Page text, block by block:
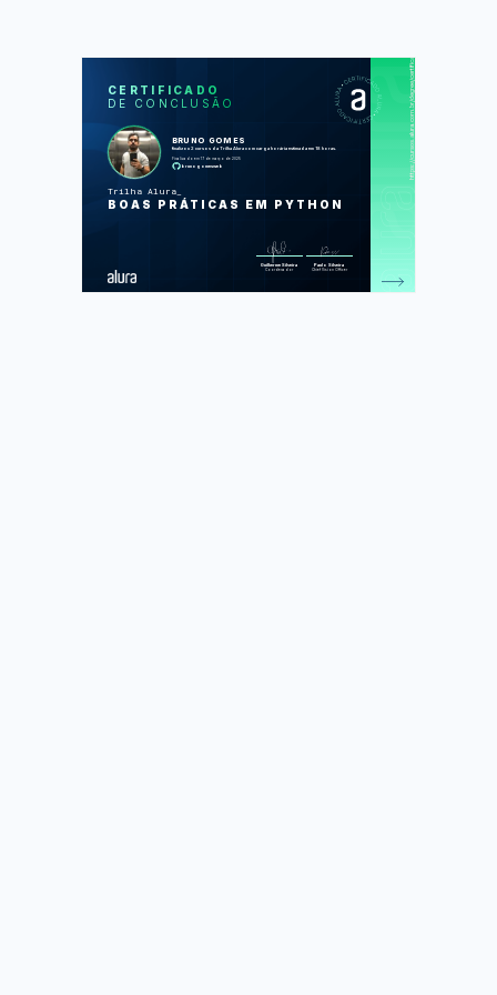
CERTIFICADO
DE CONCLUSÃO
BRUNO GOMES
finalizou 2 cursos da Trilha Alura com carga horária estimada em 18 horas.
Finalizado em 17 de março de 2025
brunogomesweb
Trilha Alura
BOAS PRÁTICAS EM PYTHON
Guilherme Silveira
Coordenador
Paulo Silveira
Chief Vision Officer
CUR
SOS
Python: aplicando boas práticas com